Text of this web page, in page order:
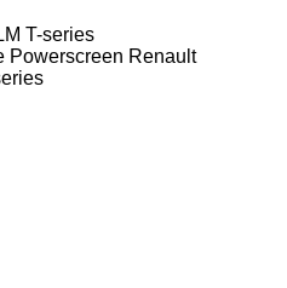
T-series
Powerscreen Renault